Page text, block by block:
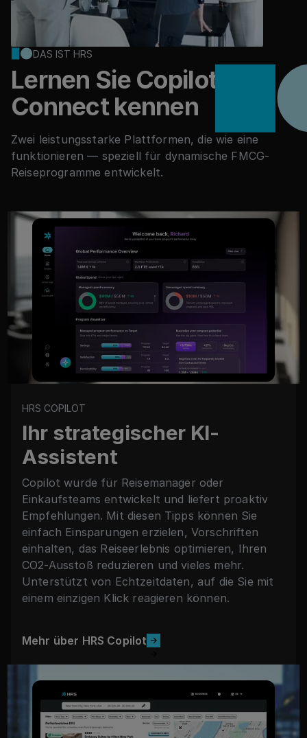
DAS IST HRS
Lernen Sie Copilot &
Connect kennen
Zwei leistungsstarke Plattformen, die wie eine
funktionieren — speziell für dynamische FMCG-
Reiseprogramme entwickelt.
HRS COPILOT
Ihr strategischer KI-
Assistent
Copilot wurde für Reisemanager oder
Einkaufsteams entwickelt und liefert proaktiv
Empfehlungen. Mit diesen Tipps können Sie
einfach Einsparungen erzielen, Vorschriften
einhalten, das Reiseerlebnis optimieren, Ihren
CO2-Ausstoß reduzieren und vieles mehr.
Unterstützt von Echtzeitdaten, auf die Sie mit
einem einzigen Klick reagieren können.
Mehr über HRS Copilot